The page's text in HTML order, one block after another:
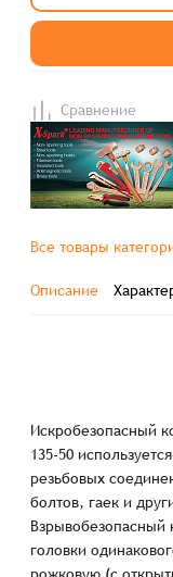
Сравнение
Все товары
Описание
Искробезопасный
135-50
резьбовых
болтов, гаек и
головки